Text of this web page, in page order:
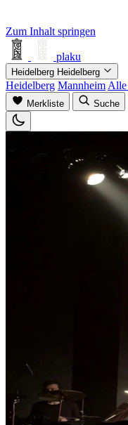
Zum Inhalt springen
plaku
Heidelberg Heidelberg
Heidelberg Mannheim Alle
Merkliste Suche